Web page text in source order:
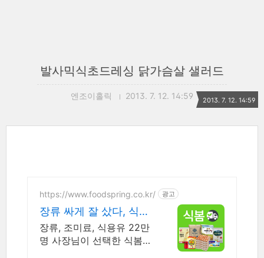
발사믹식초드레싱 닭가슴살 샐러드
엔조이홀릭 2013. 7. 12. 14:59 2013. 7. 12. 14:59
https://www.foodspring.co.kr/ 광고
장류 싸게 잘 샀다, 식봄!
사업자 전용 특가
장류, 조미료, 식용유 22만
명 사장님이 선택한 식봄에